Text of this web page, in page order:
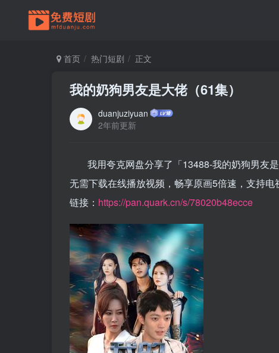
首页 热门短剧 正文
我的奶狗男友是大佬（61集）
duanjuziyuan
2年前更新
我用夸克网盘分享了「13488-我的奶狗男友
无需下载在线播放视频，畅享原画5倍速，支持电
链接： https://pan.quark.cn/s/78020b48ecce